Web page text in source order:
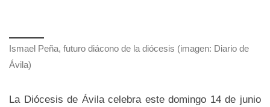
Ismael Peña, futuro diácono de la diócesis (imagen: Diario de
Ávila)
La Diócesis de Ávila celebra este domingo 14 de junio